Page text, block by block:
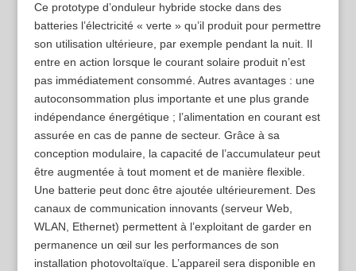
Ce prototype d’onduleur hybride stocke dans des
batteries l’électricité « verte » qu’il produit pour permettre
son utilisation ultérieure, par exemple pendant la nuit. Il
entre en action lorsque le courant solaire produit n’est
pas immédiatement consommé. Autres avantages : une
autoconsommation plus importante et une plus grande
indépendance énergétique ; l’alimentation en courant est
assurée en cas de panne de secteur. Grâce à sa
conception modulaire, la capacité de l’accumulateur peut
être augmentée à tout moment et de manière flexible.
Une batterie peut donc être ajoutée ultérieurement. Des
canaux de communication innovants (serveur Web,
WLAN, Ethernet) permettent à l’exploitant de garder en
permanence un œil sur les performances de son
installation photovoltaïque. L’appareil sera disponible en